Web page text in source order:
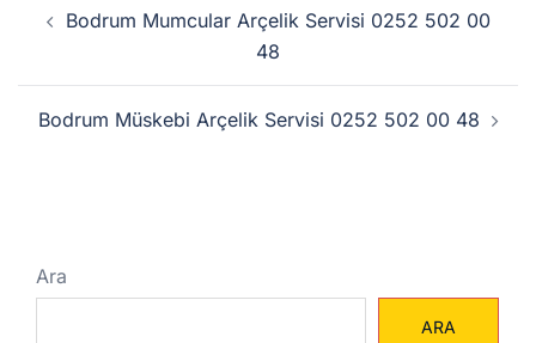
dolaşımı
Bodrum Mumcular Arçelik Servisi 0252 502 00
48
Bodrum Müskebi Arçelik Servisi 0252 502 00 48
Ara
ARA